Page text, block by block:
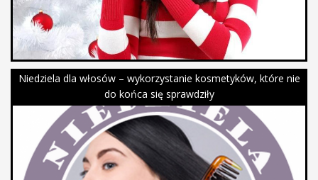
Niedziela dla włosów – wykorzystanie kosmetyków, które nie
do końca się sprawdziły